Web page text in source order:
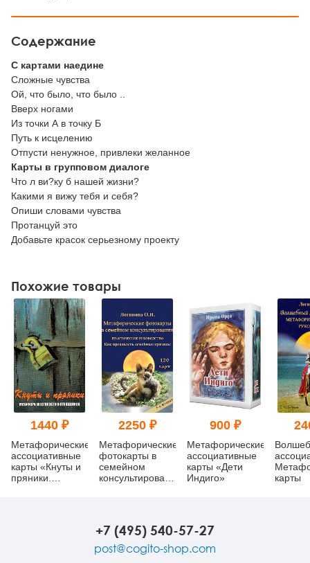
Содержание
С картами наедине
Сложные чувства
Ой, что было, что было ..
Вверх ногами
Из точки А в точку Б
Путь к исцелению
Отпусти ненужное, привлеки желанное
Карты в групповом диалоге
Что л ви?ку б нашей жизни?
Какими я вижу тебя и себя?
Опиши словами чувства
Протанцуй это
Добавьте красок серьезному проекту
Похожие товары
1440 ₽
Метафорические
ассоциативные
карты «Кнуты и
пряники.
2250 ₽
Метафорические
фотокарты в
семейном
консультировании.
кризисы
900 ₽
Метафорические
ассоциативные
карты «Дети
Индиго»
карты
+7 (495) 540-57-27
post@cogito-shop.com